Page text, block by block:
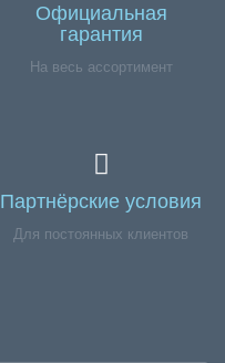
Официальная
гарантия
На весь ассортимент
Партнёрские условия
Для постоянных клиентов